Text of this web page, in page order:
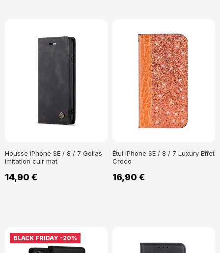
Housse iPhone SE / 8 / 7 Golias
imitation cuir mat
14,90 €
Étui iPhone SE / 8 / 7 Luxury Effet
Croco
16,90 €
BLACK FRIDAY -20%